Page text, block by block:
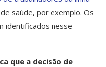
saúde, por exemplo. Os
identificados nesse
que a decisão de